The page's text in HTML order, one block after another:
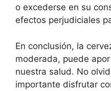
o excederse en su
efectos perjudiciales
En conclusión, la
moderada, puede
nuestra salud. No
importante disfrutar